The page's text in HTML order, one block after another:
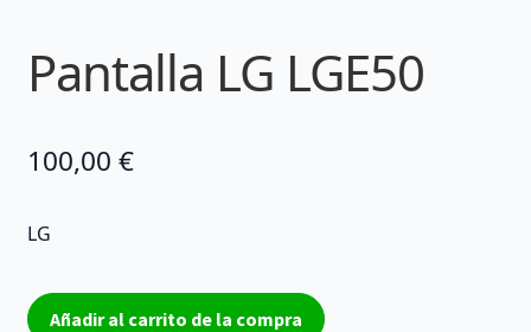
Pantalla LG LGE50
100,00 €
LG
Pantalla
Añadir al carrito de la compra